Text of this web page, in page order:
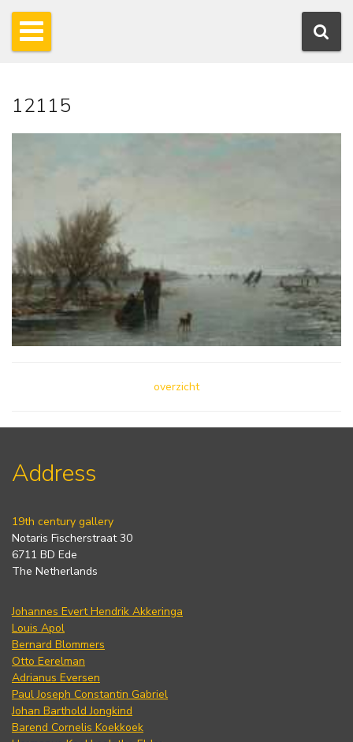
12115
overzicht
Address
19th century gallery
Notaris Fischerstraat 30
6711 BD Ede
The Netherlands
Johannes Evert Hendrik Akkeringa
Louis Apol
Bernard Blommers
Otto Eerelman
Adrianus Eversen
Paul Joseph Constantin Gabriel
Johan Barthold Jongkind
Barend Cornelis Koekkoek